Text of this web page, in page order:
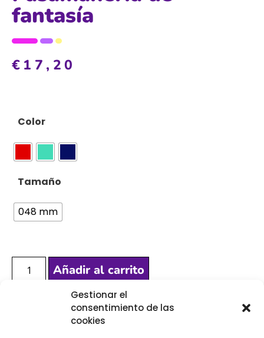
Gestionar el
consentimiento de las
cookies
fantasía
€ 17,20
Color
Tamaño
048 mm
Añadir al carrito
[Las unidades seleccionadas son en